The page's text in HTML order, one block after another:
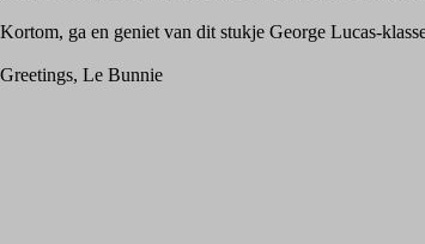
Kortom, ga en geniet van dit stukje George Lucas-
Greetings, Le Bunnie